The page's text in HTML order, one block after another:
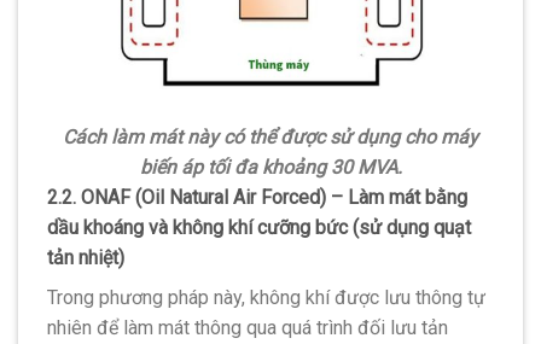
Cách làm mát này có thể được sử dụng cho máy
biến áp tối đa khoảng 30 MVA.
2.2. ONAF (Oil Natural Air Forced) – Làm mát bằng
dầu khoáng và không khí cưỡng bức (sử dụng quạt
tản nhiệt)
Trong phương pháp này, không khí được lưu thông tự
nhiên để làm mát thông qua quá trình đối lưu tản